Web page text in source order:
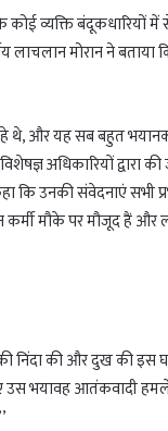
कोई व्यक्ति
लाचलान मोरान ने
थे, और यह सब बहुत
अधिकारियों द्वारा
कि उनकी संवेदनाएं सभी
मौके पर मौजूद हैं और
की निंदा की और दुख की
उस भयावह आतंकवादी